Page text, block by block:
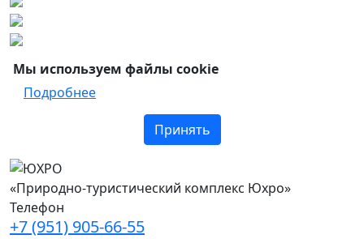
Мы используем файлы cookie
Подробнее
Принять
«Природно-туристический комплекс Юхро»
Телефон
+7 (951) 905-66-55